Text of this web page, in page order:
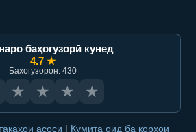
баҳогузорӣ кунед
4.7 ★
Баҳогузорон: 430
★ ★ ★ ★
асосӣ | Кумита оид ба корҳои